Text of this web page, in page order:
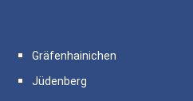
Gräfenhainichen
Jüdenberg